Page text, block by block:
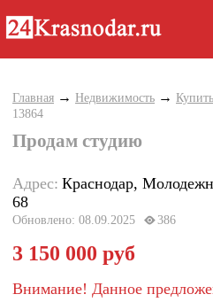
Главная → Недвижимость →
13864
Продам студию
Адрес: Краснодар,
68
Обновлено: 08.09.2025 386
3 150 000 руб
Внимание! Данное